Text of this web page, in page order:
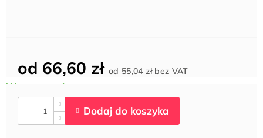
od 66,60 zł od 55,04 złbez VAT